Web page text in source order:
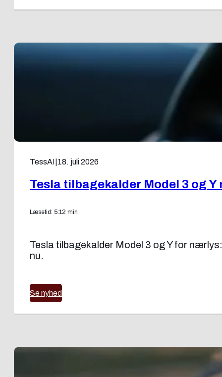
TessAI 18. juli 2026
Tesla tilbagekalder Model 3 og
Læsetid: 5:12 min
Tesla tilbagekalder Model 3 og Y for
nu.
Se nyhed